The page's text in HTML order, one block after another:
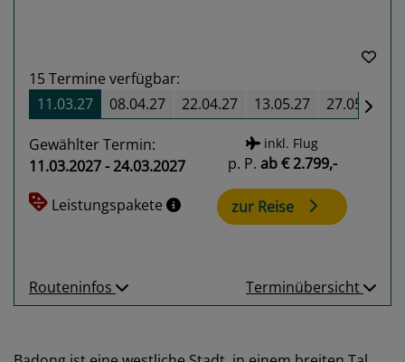
15Termine verfügbar:
11.03.27
08.04.27 22.04.27 13.05.27 27.05.27
Gewählter Termin:
11.03.2027 - 24.03.2027
Leistungspakete
inkl. Flug
p. P. ab€ 2.799,-
zur Reise
Routeninfos Terminübersicht